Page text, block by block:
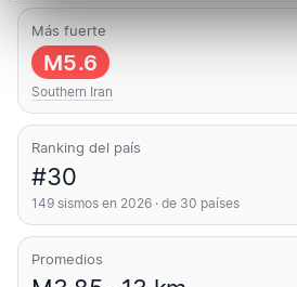
Más fuerte
M5.6
Southern Iran
Ranking del país
#30
149 sismos en 2026 · de 30 países
Promedios